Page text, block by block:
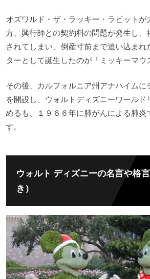
オズワルド・ザ・ラッキー・ラビットが
方、興行師との契約料の問題が発生し、
されてしまい、倒産寸前まで追い込まれ
ターとして誕生したのが「ミッキーマウ
その後、カルフォルニア州アナハイムに
を開設し、ウォルトディズニーワールド
めるも、１９６６年に肺がんによる肺炎
す。
ウォルト ディズニーの名言や格
き）